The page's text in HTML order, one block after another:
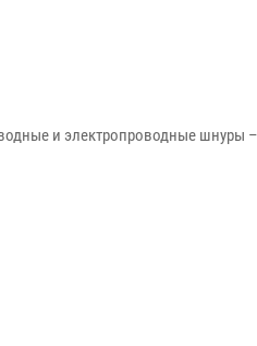
и электропроводные шнуры